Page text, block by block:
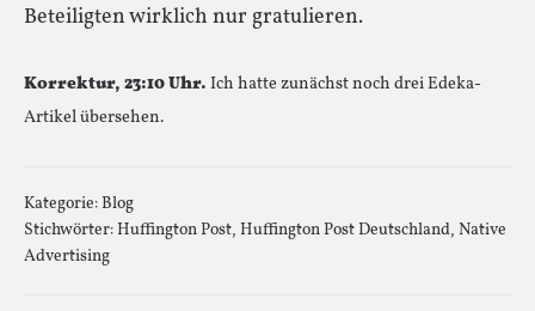
Beteiligten wirklich nur gratulieren.
Korrektur, 23:10 Uhr. Ich hatte zunächst noch drei Edeka-
Artikel übersehen.
Kategorie:Blog
Stichwörter:Huffington Post, Huffington Post Deutschland, Native
Advertising